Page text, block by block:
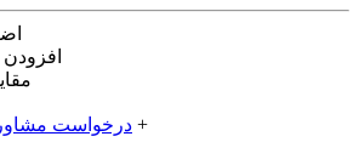
درخواست +